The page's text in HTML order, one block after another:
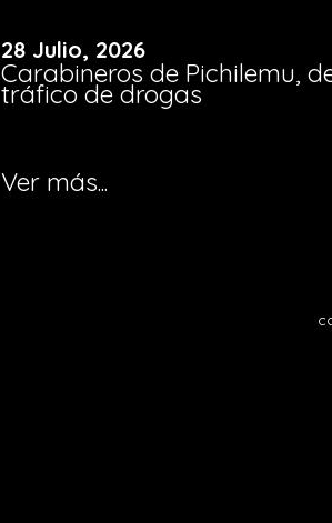
28 Julio, 2026
Carabineros de Pichilemu,
tráfico de drogas
Ver más...